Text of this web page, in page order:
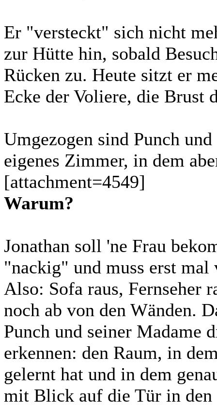
Er "versteckt" sich nicht
zur Hütte hin, sobald
Rücken zu. Heute sitzt er
Ecke der Voliere, die Brust
Umgezogen sind Punch
eigenes Zimmer, in dem
[attachment=4549]
Warum?
Jonathan soll 'ne Frau
"nackig" und muss erst
Also: Sofa raus, Fernseher
noch ab von den Wänden.
Punch und seiner Madame
erkennen: den Raum, in
gelernt hat und in dem
mit Blick auf die Tür in den